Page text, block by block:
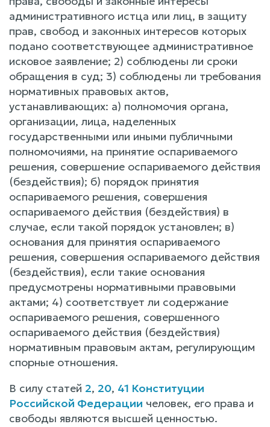
административного истца или лиц, в защиту
прав, свобод и законных интересов которых
подано соответствующее административное
исковое заявление; 2) соблюдены ли сроки
обращения в суд; 3) соблюдены ли требования
нормативных правовых актов,
устанавливающих: а) полномочия органа,
организации, лица, наделенных
государственными или иными публичными
полномочиями, на принятие оспариваемого
решения, совершение оспариваемого действия
(бездействия); б) порядок принятия
оспариваемого решения, совершения
оспариваемого действия (бездействия) в
случае, если такой порядок установлен; в)
основания для принятия оспариваемого
решения, совершения оспариваемого действия
(бездействия), если такие основания
предусмотрены нормативными правовыми
актами; 4) соответствует ли содержание
оспариваемого решения, совершенного
оспариваемого действия (бездействия)
нормативным правовым актам, регулирующим
спорные отношения.
В силу статей 2, 20, 41 Конституции
Российской Федерации человек, его права и
свободы являются высшей ценностью.